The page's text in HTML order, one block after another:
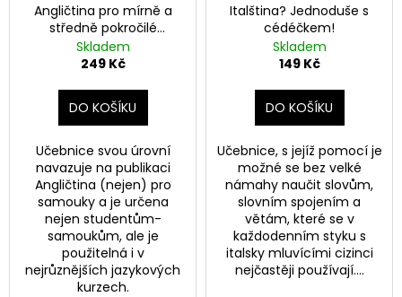
Angličtina pro mírně a
středně pokročilé
samouky
Skladem
249 Kč
DO KOŠÍKU
Učebnice svou úrovní
navazuje na publikaci
Angličtina (nejen) pro
samouky a je určena
nejen studentům-
samoukům, ale je
použitelná i v
nejrůznějších jazykových
kurzech.
Italština? Jednoduše s
cédéčkem!
Skladem
149 Kč
DO KOŠÍKU
Učebnice, s jejíž pomocí je
možné se bez velké
námahy naučit slovům,
slovním spojením a
větám, které se v
každodenním styku s
italsky mluvícími cizinci
nejčastěji používají....